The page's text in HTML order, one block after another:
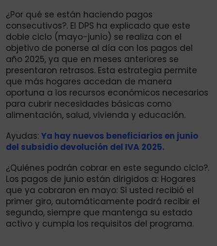
¿Por qué se están haciendo pagos
consecutivos?. El DPS ha explicado que este
doble ciclo (mayo-junio) se realiza con el
objetivo de ponerse al día con los pagos del
año 2025, ya que en meses anteriores se
presentaron retrasos. Esta estrategia permite
que más hogares accedan de manera
oportuna a los recursos económicos necesarios
para cubrir necesidades básicas como
alimentación, salud, vivienda y educación.
Ayudas: Ya hay nuevos beneficiarios en junio
del subsidio devolución del IVA 2025.
¿Quiénes podrán cobrar en este segundo ciclo?.
Los pagos de junio están dirigidos a: Hogares
que ya cobraron en mayo: Si usted recibió el
primer giro, automáticamente podrá recibir el
segundo, siempre que mantenga su estado
activo y cumpla los requisitos del programa.